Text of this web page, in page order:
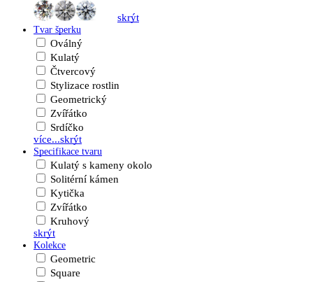
skrýt
Tvar šperku
Oválný
Kulatý
Čtvercový
Stylizace rostlin
Geometrický
Zvířátko
Srdíčko
více...skrýt
Specifikace tvaru
Kulatý s kameny okolo
Solitérní kámen
Kytička
Zvířátko
Kruhový
skrýt
Kolekce
Geometric
Square